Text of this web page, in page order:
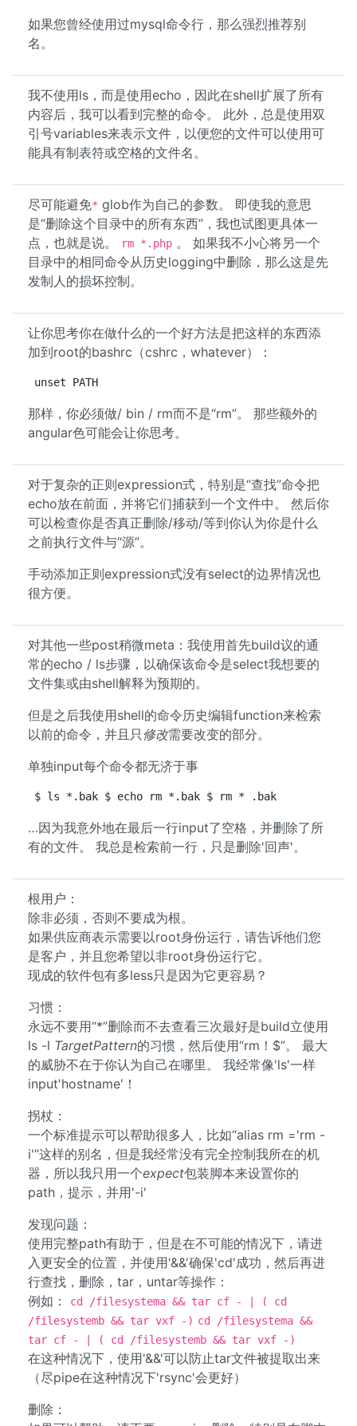
如果您曾经使用过mysql命令行，那么强烈推荐别
名。
我不使用ls，而是使用echo，因此在shell扩展了所有
内容后，我可以看到完整的命令。 此外，总是使用双
引号variables来表示文件，以便您的文件可以使用可
能具有制表符或空格的文件名。
尽可能避免* glob作为自己的参数。 即使我的意思
是“删除这个目录中的所有东西”，我也试图更具体一
点，也就是说。
rm *.php 。 如果我不小心将另一个
目录中的相同命令从历史logging中删除，那么这是先
发制人的损坏控制。
让你思考你在做什么的一个好方法是把这样的东西添
加到root的bashrc（cshrc，whatever）：
unset PATH
那样，你必须做/ bin / rm而不是“rm”。 那些额外的
angular色可能会让你思考。
对于复杂的正则expression式，特别是“查找”命令把
echo放在前面，并将它们捕获到一个文件中。 然后你
可以检查你是否真正删除/移动/等到你认为你是什么
之前执行文件与“源”。
手动添加正则expression式没有select的边界情况也
很方便。
对其他一些post稍微meta：我使用首先build议的通
常的echo / ls步骤，以确保该命令是select我想要的
文件集或由shell解释为预期的。
但是之后我使用shell的命令历史编辑function来检索
以前的命令，并且只修改需要改变的部分。
单独input每个命令都无济于事
$ ls *.bak $ echo rm *.bak $ rm * .bak
…因为我意外地在最后一行input了空格，并删除了所
有的文件。 我总是检索前一行，只是删除'回声'。
根用户：
除非必须，否则不要成为根。
如果供应商表示需要以root身份运行，请告诉他们您
是客户，并且您希望以非root身份运行它。
现成的软件包有多less只是因为它更容易？
习惯：
永远不要用“*”删除而不去查看三次最好是build立使用
ls -l TargetPattern的习惯，然后使用“rm！$”。 最大
的威胁不在于你认为自己在哪里。 我经常像'ls'一样
input'hostname'！
拐杖：
一个标准提示可以帮助很多人，比如“alias rm ='rm -
i'”这样的别名，但是我经常没有完全控制我所在的机
器，所以我只用一个expect包装脚本来设置你的
path，提示，并用'-i'
发现问题：
使用完整path有助于，但是在不可能的情况下，请进
入更安全的位置，并使用'&&'确保'cd'成功，然后再进
行查找，删除，tar，untar等操作：
例如：
cd /filesystema && tar cf - | ( cd
/filesystemb && tar vxf -) cd /filesystema &&
tar cf - | ( cd /filesystemb && tar vxf -)
在这种情况下，使用'&&'可以防止tar文件被提取出来
（尽pipe在这种情况下'rsync'会更好）
删除：